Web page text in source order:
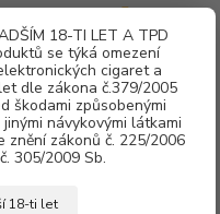
18-TI LET A TPD
se týká omezení
cigaret a
dle zákona č.379/2005
škodami způsobenými
návykovými látkami
znění zákonů č. 225/2006
305/2009 Sb.
18-ti let
Menu
za0 Kč